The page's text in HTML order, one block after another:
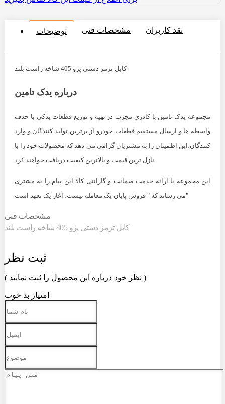
توضیحات مشخصات فنی نقد کاربران
کابل ترمز دستی پژو 405 شاخه راست بلند
درباره یدک تامین
مجموعه یدک تامین با کادری مجرب در تهیه و توزیع قطعات یدکی با حذف
واسطه ها و ارسال مستقیم قطعات خودرو از برترین تولید کنندگان و وارد
کنندگان،این اطمینان را به مشتریان گرامی می دهد که محصولات خود را با
نازل ترین قیمت و بالاترین کیفیت دریافت خواهند کرد.
این مجموعه با ارائه خدمت ضمانت و گارانتی کالا این پیام را به مشتری
می رساند که " فروش پایان یک معامله نیست، آغاز یک تعهد است"
مشخصات فنی
کابل ترمز دستی پژو 405 شاخه راست بلند
ثبت نظر
( نظر خود درباره این محصول را ثبت نمایید )
امتیاز بد خوب